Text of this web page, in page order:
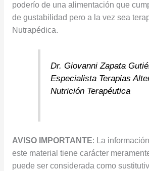
poderío de una alimentación que
de gustabilidad pero a la vez sea
Nutrapédica.
Dr. Giovanni Zapata
Especialista Terapias
Nutrición Terapéutica
AVISO IMPORTANTE: La
este material tiene carácter
puede ser considerada como